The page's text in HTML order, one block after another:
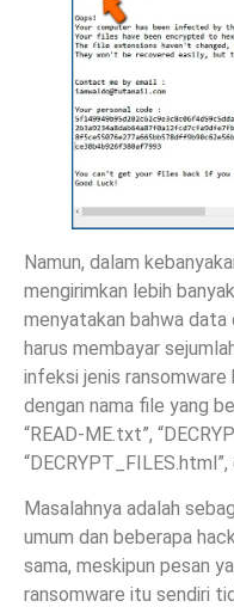
Namun, dalam
mengirimkan lebih
menyatakan bahwa data
harus membayar
infeksi jenis ransomware
dengan nama file yang
“READ-ME.txt”,
“DECRYPT_FILES.html”,
Masalahnya adalah
umum dan beberapa
sama, meskipun pesan
ransomware itu sendiri